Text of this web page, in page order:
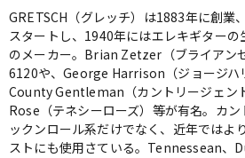
エレキギター
ベース
GRETSCH（グレッチ）は1883年に創業
スタートし、1940年にはエレキギターの
のメーカー。Brian Zetzer（ブライアン
6120や、George Harrison（ジョージハ
County Gentleman（カントリージェン
Rose（テネシーローズ）等が有名。カ
ックンロール系だけでなく、近年ではよ
ストにも使用さている。Tennessean、